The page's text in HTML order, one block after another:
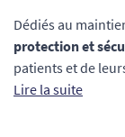
Dédiés au
protection et
patients et de
pathologie
Pour prévenir
Lire la suite